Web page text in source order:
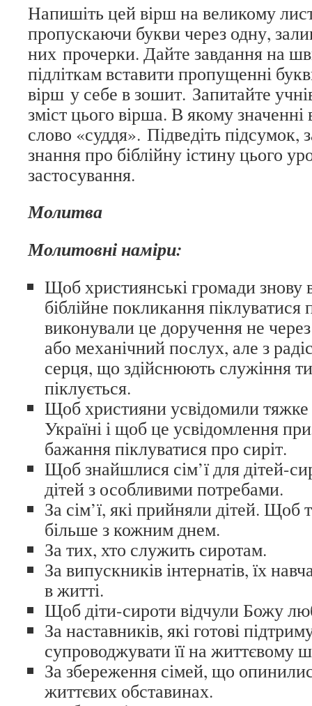
Напишіть цей вірш на великому
пропускаючи букви через одну,
них прочерки. Дайте завдання на
підліткам вставити пропущенні
вірш у себе в зошит. Запитайте
зміст цього вірша. В якому
слово «суддя». Підведіть підсумок,
знання про біблійну істину цього
застосування.
Молитва
Молитовні наміри:
Щоб християнські громади знову
біблійне покликання піклуватися
виконували це доручення не
або механічний послух, але з
серця, що здійснюють служіння
піклується.
Щоб християни усвідомили тяжке
Україні і щоб це усвідомлення
бажання піклуватися про сиріт.
Щоб знайшлися сім’ї для дітей-
дітей з особливими потребами.
За сім’ї, які прийняли дітей. Щоб
більше з кожним днем.
За тих, хто служить сиротам.
За випускників інтернатів, їх
в житті.
Щоб діти-сироти відчули Божу
За наставників, які готові
супроводжувати її на життєвому
За збереження сімей, що
життєвих обставинах.